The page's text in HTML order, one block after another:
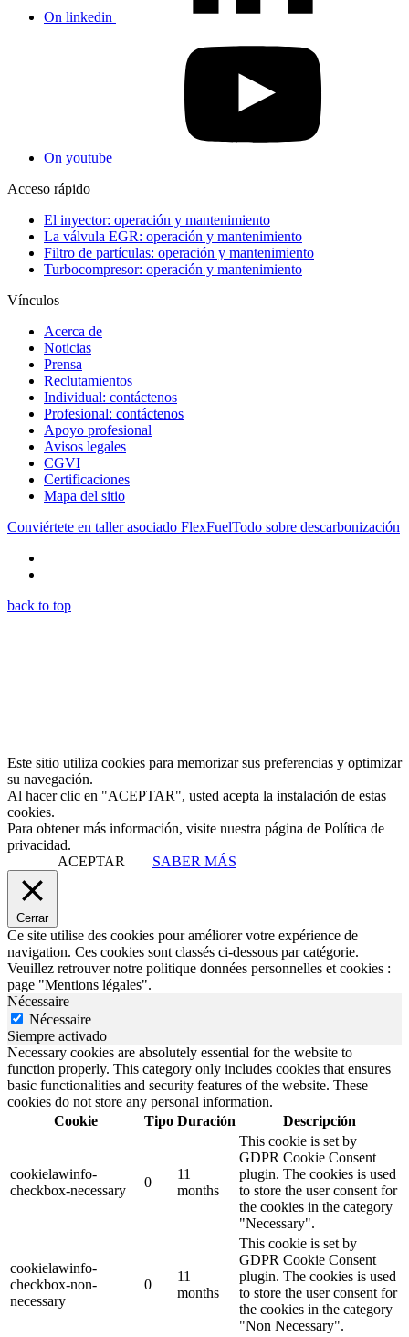
On linkedin
On youtube
Acceso rápido
El inyector: operación y mantenimiento
La válvula EGR: operación y mantenimiento
Filtro de partículas: operación y mantenimiento
Turbocompresor: operación y mantenimiento
Vínculos
Acerca de
Noticias
Prensa
Reclutamientos
Individual: contáctenos
Profesional: contáctenos
Apoyo profesional
Avisos legales
CGVI
Certificaciones
Mapa del sitio
Conviértete en taller asociado FlexFuelTodo sobre descarbonización
back to top
Este sitio utiliza cookies para memorizar sus preferencias y optimizar
su navegación.
Al hacer clic en "ACEPTAR", usted acepta la instalación de estas
cookies.
Para obtener más información, visite nuestra página de Política de
privacidad.
ACEPTAR
SABER MÁS
Cerrar
Ce site utilise des cookies pour améliorer votre expérience de
navigation. Ces cookies sont classés ci-dessous par catégorie.
Veuillez retrouver notre politique données personnelles et cookies :
page "Mentions légales".
Nécessaire
Nécessaire
Siempre activado
Necessary cookies are absolutely essential for the website to
function properly. This category only includes cookies that ensures
basic functionalities and security features of the website. These
cookies do not store any personal information.
Cookie
Tipo Duración Descripción
cookielawinfo-
checkbox-necessary
0
11
months
This cookie is set by
GDPR Cookie Consent
plugin. The cookies is used
to store the user consent for
the cookies in the category
"Necessary".
cookielawinfo-
checkbox-non-
necessary
0
11
months
This cookie is set by
GDPR Cookie Consent
plugin. The cookies is used
to store the user consent for
the cookies in the category
"Non Necessary".